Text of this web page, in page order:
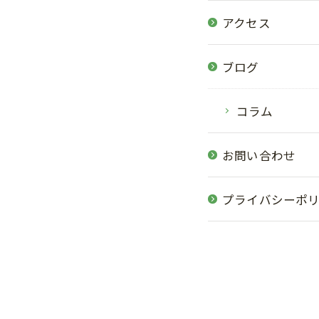
アクセス
ブログ
コラム
お問い合わせ
プライバシーポ